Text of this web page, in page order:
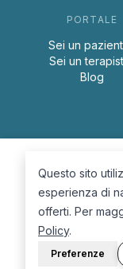
PORTALE
Sei un
Sei un
Blog
Questo sito
esperienza di
offerti. Per
Policy.
Preferenze